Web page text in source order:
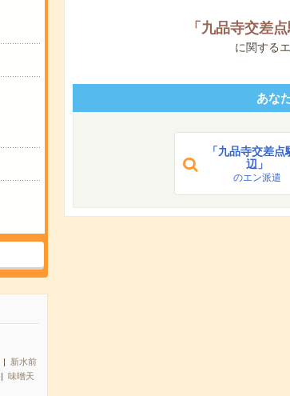
新水前
味噌天
「 九品寺交差
に関する
あな
「九品寺交差点
辺」
のエン派遣